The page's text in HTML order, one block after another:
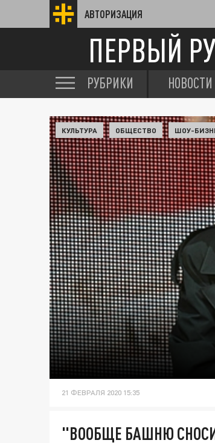
АВТОРИЗАЦИЯ
ПЕРВЫЙ
РУБРИКИ НОВОСТИ
КУЛЬТУРА ОБЩЕСТВО ШОУ-
21 ФЕВРАЛЯ 2020 15:35
"ВООБЩЕ БАШНЮ